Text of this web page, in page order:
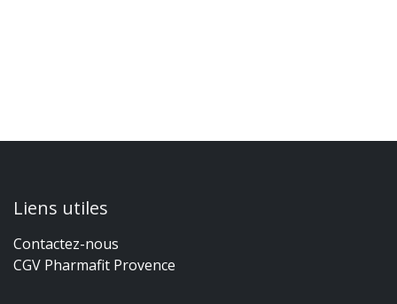
Liens utiles
Contactez-nous
CGV Pharmafit Provence